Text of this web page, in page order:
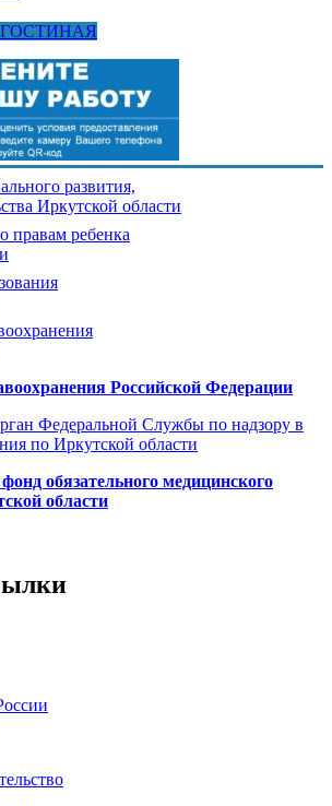
развития,
Иркутской области
правам ребенка
Росcийской Федерации
Федеральной Службы по надзору в
по Иркутской области
обязательного медицинского
области